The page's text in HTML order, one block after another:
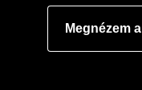
Megnézem